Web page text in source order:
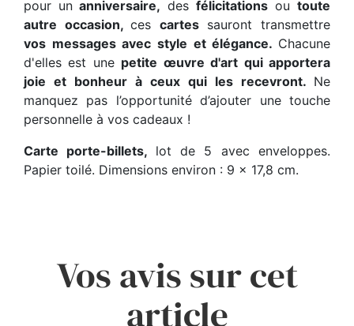
pour un anniversaire, des félicitations ou toute
autre occasion,ces cartessauront transmettre
vos messages avec style et élégance. Chacune
d'elles est une petite œuvre d'art qui apportera
joie et bonheur à ceux qui les recevront. Ne
manquez pas l’opportunité d’ajouter une touche
personnelle à vos cadeaux !
Carte porte-billets, lot de 5 avec enveloppes.
Papier toilé. Dimensions environ : 9 x 17,8 cm.
Vos avis sur cet
article